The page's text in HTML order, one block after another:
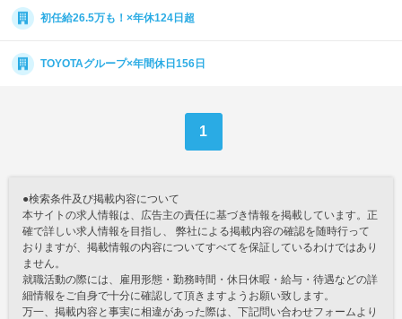
初任給26.5万も！×年休124日超
TOYOTAグループ×年間休日156日
1
●検索条件及び掲載内容について
本サイトの求人情報は、広告主の責任に基づき情報を掲載しています。正
確で詳しい求人情報を目指し、 弊社による掲載内容の確認を随時行って
おりますが、掲載情報の内容についてすべてを保証しているわけではあり
ません。
就職活動の際には、雇用形態・勤務時間・休日休暇・給与・待遇などの詳
細情報をご自身で十分に確認して頂きますようお願い致します。
万一、掲載内容と事実に相違があった際は、下記問い合わせフォームより